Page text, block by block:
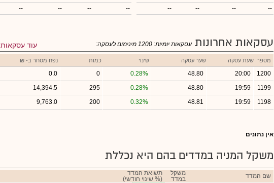
--
--
--
--
--
--
--
--
עסקאות אחרונות עוד עסקאות עסקאות יומיות: 1200 מינימום לעסקה:
מספר שעת עסקה שער עסקה שינוי כמות נפח מסחר ב- ₪
1200
20:00
48.80
0.28%
0
0.0
1199
19:59
48.80
0.28%
295
14,394.5
1198
19:59
48.81
0.32%
200
9,763.0
אין נתונים
משקל המניה במדדים בהם היא נכללת
שם המדד
משקל
במדד
תשואת המדד
(% שינוי חודשי)